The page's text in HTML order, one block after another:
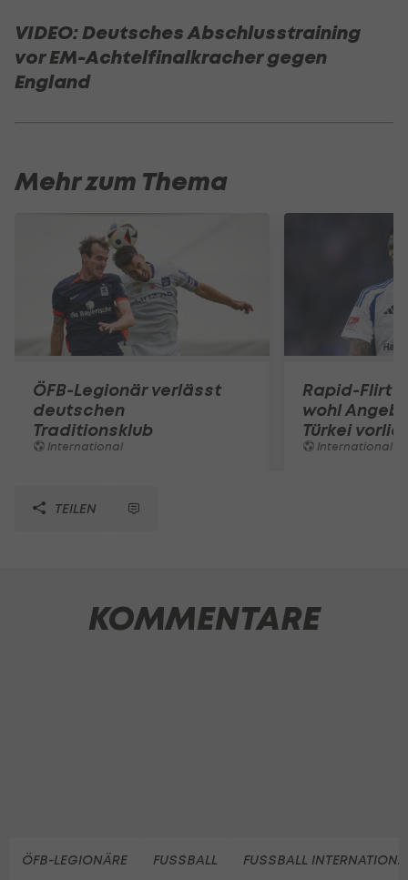
VIDEO: Deutsches Abschlusstraining
vor EM-Achtelfinalkracher gegen
England
Mehr zum Thema
ÖFB-Legionär verlässt
deutschen
Traditionsklub
International
Rapid-Flirt
wohl
Türkei
International
TEILEN
KOMMENTARE
ÖFB-LEGIONÄRE FUSSBALL FUSSBALL